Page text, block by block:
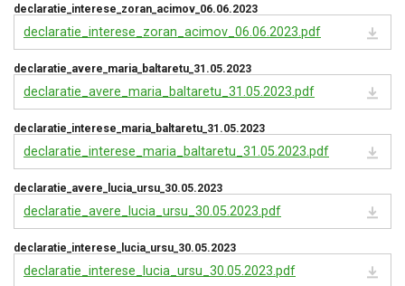
declaratie_interese_zoran_acimov_06.06.2023
declaratie_interese_zoran_acimov_06.06.2023.pdf
declaratie_avere_maria_baltaretu_31.05.2023
declaratie_avere_maria_baltaretu_31.05.2023.pdf
declaratie_interese_maria_baltaretu_31.05.2023
declaratie_interese_maria_baltaretu_31.05.2023.pdf
declaratie_avere_lucia_ursu_30.05.2023
declaratie_avere_lucia_ursu_30.05.2023.pdf
declaratie_interese_lucia_ursu_30.05.2023
declaratie_interese_lucia_ursu_30.05.2023.pdf